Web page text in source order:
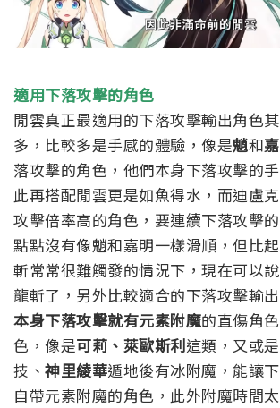
適用下落攻擊的角色
閒雲真正最適用的下落攻擊輸出角色
多，比較多是手感的體驗，像是魈和
落攻擊的角色，他們本身下落攻擊的
此再搭配閒雲更是如魚得水，而迪盧
攻擊倍率高的角色，要連續下落攻擊
點點沒有像魈和嘉明一樣滑順，但比
斬常常很難觸發的情況下，現在可以
龍斬了， 另外比較適合的下落攻擊輸
本身下落攻擊就有元素附魔的直傷角
色，像是可莉、萊歐斯利這類，又或是
技、 神里綾華遁地後有冰附魔，能讓
自帶元素附魔的角色，此外附魔時間